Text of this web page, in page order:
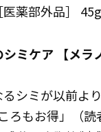
薬部外品］
ミケア 【メラ
るシミが以前
もお得」（読